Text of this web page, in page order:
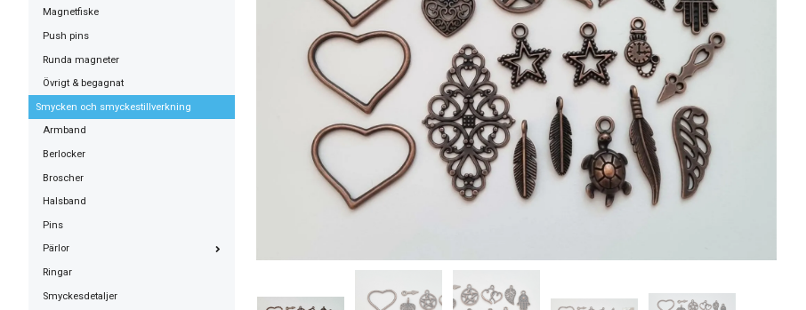
Magnetfiske
Push pins
Runda magneter
Övrigt & begagnat
Smycken och smyckestillverkning
Armband
Berlocker
Broscher
Halsband
Pins
Pärlor
Ringar
Smyckesdetaljer